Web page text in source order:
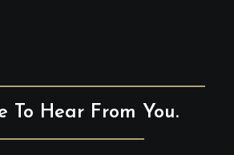
To Hear From You.